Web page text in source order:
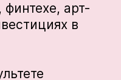
арт-
в